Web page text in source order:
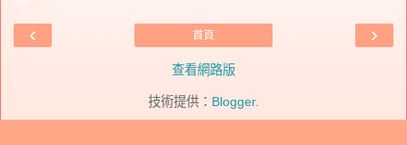
‹ ›
首頁
查看網路版
技術提供： Blogger.